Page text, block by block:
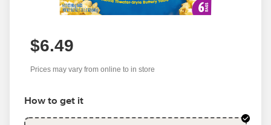
$6.49
Prices may vary from online to in store
How to get it